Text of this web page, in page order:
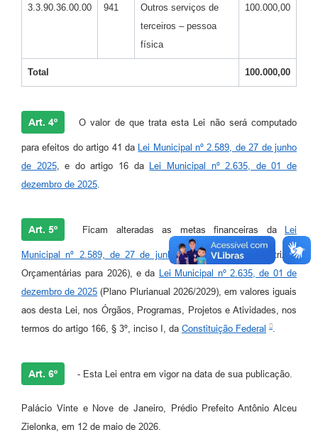
3.3.90.36.00.00 941
Outros serviços de
terceiros – pessoa
física
100.000,00
Total 100.000,00
Art. 4º O valor de que trata esta Lei não será computado
para efeitos do artigo 41 da Lei Municipal nº 2.589, de 27 de junho
de 2025, e do artigo 16 da Lei Municipal nº 2.635, de 01 de
dezembro de 2025.
Art. 5º Ficam alteradas as metas financeiras da Lei
Municipal nº 2.589, de 27 de junho de 2025(Lei de Diretrizes
Orçamentárias para 2026), e da Lei Municipal nº 2.635, de 01 de
dezembro de 2025 (Plano Plurianual 2026/2029), em valores iguais
aos desta Lei, nos Órgãos, Programas, Projetos e Atividades, nos
termos do artigo 166, § 3º, inciso I, da Constituição Federal .
Art. 6º - Esta Lei entra em vigor na data de sua publicação.
Palácio Vinte e Nove de Janeiro, Prédio Prefeito Antônio Alceu
Zielonka, em 12 de maio de 2026.